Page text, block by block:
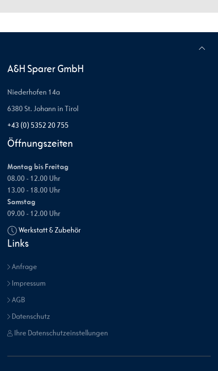
A&H Sparer GmbH
Niederhofen 14a
6380 St. Johann in Tirol
+43 (0) 5352 20 755
Öffnungszeiten
Montag bis Freitag
08.00 - 12.00 Uhr
13.00 - 18.00 Uhr
Samstag
09.00 - 12.00 Uhr
Werkstatt & Zubehör
Links
Anfrage
Impressum
AGB
Datenschutz
Ihre Datenschutzeinstellungen